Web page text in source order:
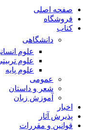
صفحه اصلی
فروشگاه
کتاب
دانشگاهی
علوم
علوم
علوم پایه
عمومی
شعر و داستان
آموزش زبان
اخبار
پذیرش آثار
قوانین و مقررات